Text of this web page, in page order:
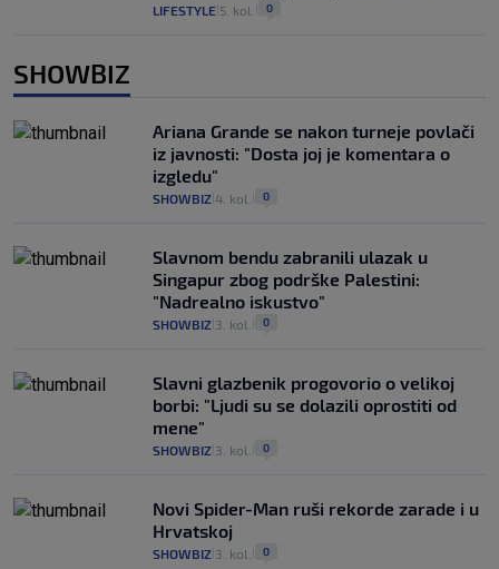
LIFESTYLE 5. kol. 0
SHOWBIZ
Ariana Grande se nakon turneje povlači
iz javnosti: "Dosta joj je komentara o
izgledu"
SHOWBIZ 4. kol. 0
Slavnom bendu zabranili ulazak u
Singapur zbog podrške Palestini:
"Nadrealno iskustvo"
SHOWBIZ 3. kol. 0
Slavni glazbenik progovorio o velikoj
borbi: "Ljudi su se dolazili oprostiti od
mene"
SHOWBIZ 3. kol. 0
Novi Spider-Man ruši rekorde zarade i u
Hrvatskoj
SHOWBIZ 3. kol. 0